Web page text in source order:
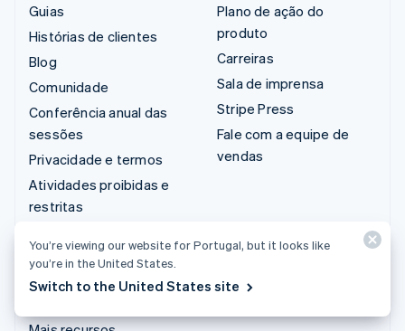
Guias
Histórias de clientes
Blog
Comunidade
Conferência anual das
sessões
Privacidade e termos
Atividades proibidas e
restritas
Mapa do site
Configurações de
Plano de ação do
produto
Carreiras
Sala de imprensa
Stripe Press
Fale com a equipe de
vendas
You’re viewing our website for Portugal, but it looks like
you’re in the United States.
Switch to the United States site